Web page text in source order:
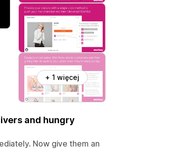
+ 1 więcej
and hungry
Now give them an